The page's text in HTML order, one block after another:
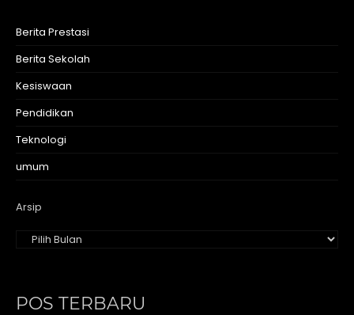
Berita Prestasi
Berita Sekolah
Kesiswaan
Pendidikan
Teknologi
umum
Arsip
POS TERBARU